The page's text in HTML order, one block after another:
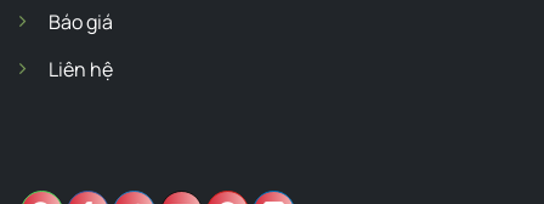
Báo giá
Liên hệ